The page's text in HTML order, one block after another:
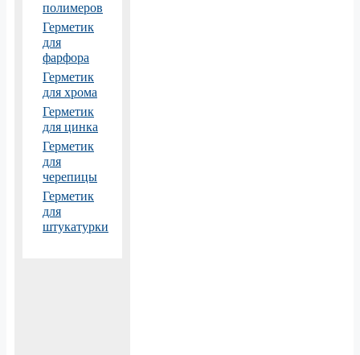
полимеров
Герметик
для
фарфора
Герметик
для хрома
Герметик
для цинка
Герметик
для
черепицы
Герметик
для
штукатурки